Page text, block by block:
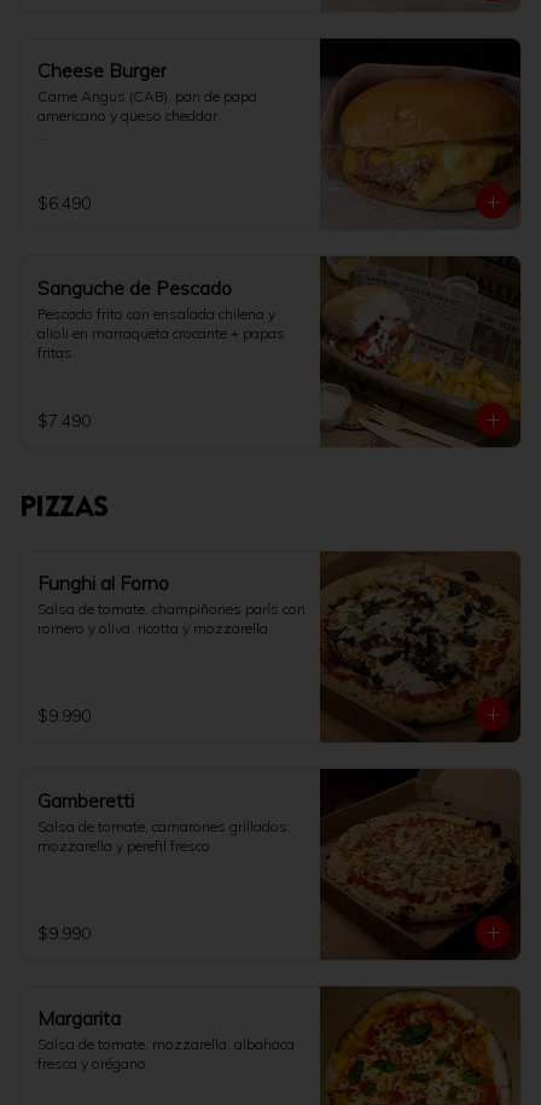
Cheese Burger
Carne Angus (CAB), pan de papa
americano y queso cheddar.
$6.490
Sanguche de Pescado
Pescado frito con ensalada chilena y
alioli en marraqueta crocante + papas
fritas.
$7.490
PIZZAS
Funghi al Forno
Salsa de tomate, champiñones parís con
romero y oliva, ricotta y mozzarella
$9.990
Gamberetti
Salsa de tomate, camarones grillados,
mozzarella y perefil fresco
$9.990
Margarita
Salsa de tomate, mozzarella, albahaca
fresca y orégano